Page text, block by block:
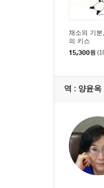
채소의 기분
의 키스
15,300원
역 : 양윤옥